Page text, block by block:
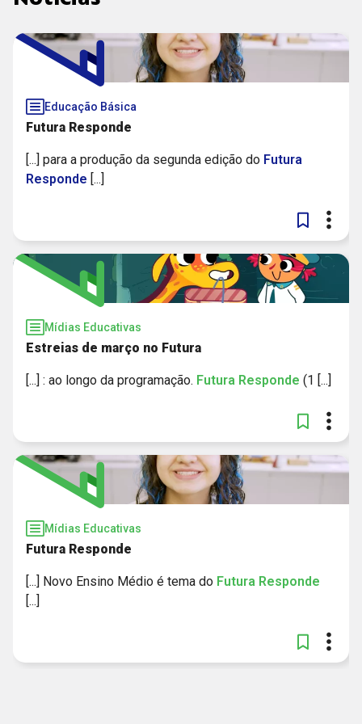
Educação Básica
Futura Responde
[...] para a produção da segunda edição do Futura
Responde [...]
Mídias Educativas
Estreias de março no Futura
[...] : ao longo da programação. Futura Responde (1 [...]
Mídias Educativas
Futura Responde
[...] Novo Ensino Médio é tema do Futura Responde
[...]